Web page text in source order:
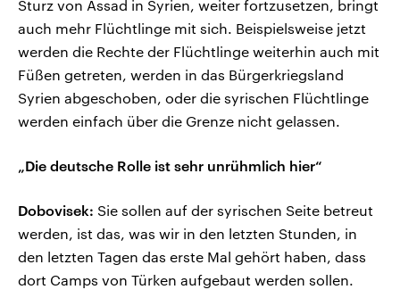
Sturz von Assad in Syrien, weiter fortzusetzen, bringt
auch mehr Flüchtlinge mit sich. Beispielsweise jetzt
werden die Rechte der Flüchtlinge weiterhin auch mit
Füßen getreten, werden in das Bürgerkriegsland
Syrien abgeschoben, oder die syrischen Flüchtlinge
werden einfach über die Grenze nicht gelassen.
„Die deutsche Rolle ist sehr unrühmlich hier“
Dobovisek: Sie sollen auf der syrischen Seite betreut
werden, ist das, was wir in den letzten Stunden, in
den letzten Tagen das erste Mal gehört haben, dass
dort Camps von Türken aufgebaut werden sollen.